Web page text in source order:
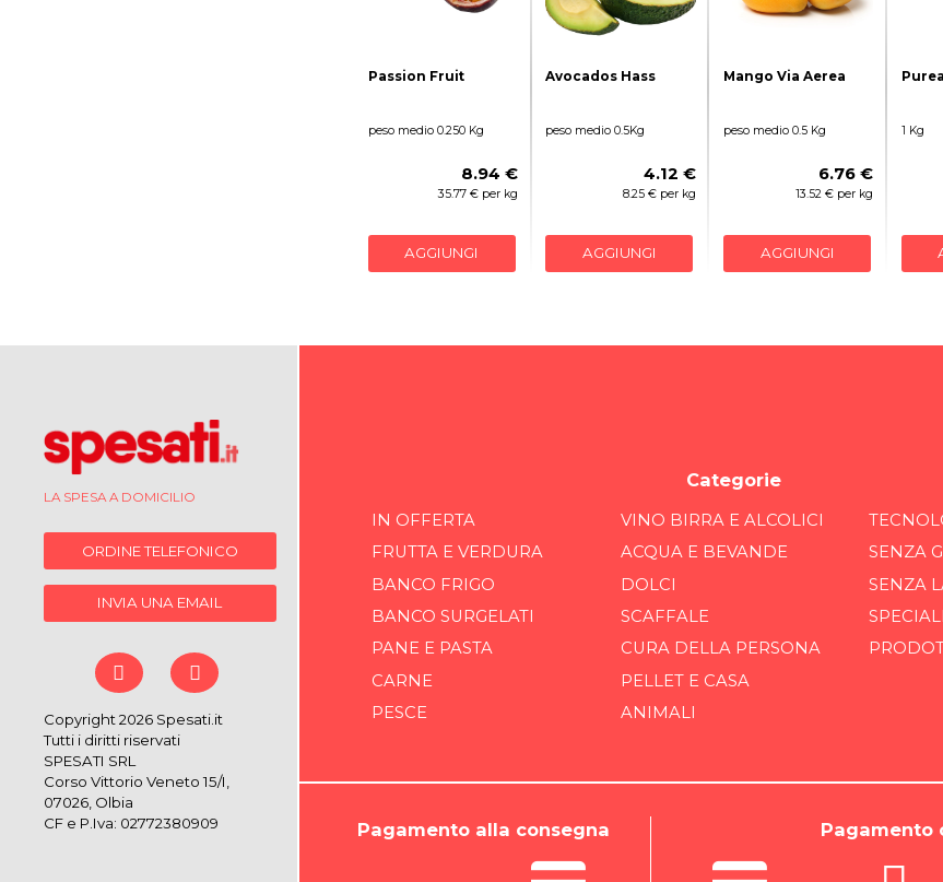
Passion Fruit
peso medio 0.250 Kg
8.94 €
35.77 € per kg
AGGIUNGI
Avocados Hass
peso medio 0.5Kg
4.12 €
8.25 € per kg
AGGIUNGI
Mango Via Aerea
peso medio 0.5 Kg
6.76 €
13.52 € per kg
AGGIUNGI
1 Kg
LA SPESA A DOMICILIO
ORDINE TELEFONICO
INVIA UNA EMAIL
Copyright 2026 Spesati.it
Tutti i diritti riservati
SPESATI SRL
Corso Vittorio Veneto 15/I,
07026, Olbia
CF e P.Iva: 02772380909
Categorie
IN OFFERTA
FRUTTA E VERDURA
BANCO FRIGO
BANCO SURGELATI
PANE E PASTA
CARNE
PESCE
VINO BIRRA E ALCOLICI
ACQUA E BEVANDE
DOLCI
SCAFFALE
CURA DELLA PERSONA
PELLET E CASA
ANIMALI
SENZA
SENZA
SPECIALI
Pagamento alla consegna Pagamento